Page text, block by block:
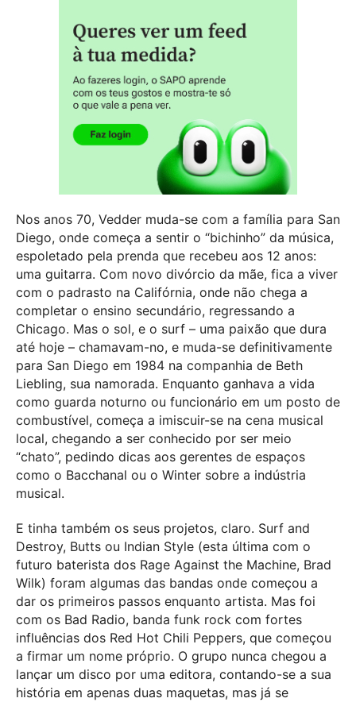
Nos anos 70, Vedder muda-se com a família para San
Diego, onde começa a sentir o “bichinho” da música,
espoletado pela prenda que recebeu aos 12 anos:
uma guitarra. Com novo divórcio da mãe, fica a viver
com o padrasto na Califórnia, onde não chega a
completar o ensino secundário, regressando a
Chicago. Mas o sol, e o surf – uma paixão que dura
até hoje – chamavam-no, e muda-se definitivamente
para San Diego em 1984 na companhia de Beth
Liebling, sua namorada. Enquanto ganhava a vida
como guarda noturno ou funcionário em um posto de
combustível, começa a imiscuir-se na cena musical
local, chegando a ser conhecido por ser meio
“chato”, pedindo dicas aos gerentes de espaços
como o Bacchanal ou o Winter sobre a indústria
musical.
E tinha também os seus projetos, claro. Surf and
Destroy, Butts ou Indian Style (esta última com o
futuro baterista dos Rage Against the Machine, Brad
Wilk) foram algumas das bandas onde começou a
dar os primeiros passos enquanto artista. Mas foi
com os Bad Radio, banda funk rock com fortes
influências dos Red Hot Chili Peppers, que começou
a firmar um nome próprio. O grupo nunca chegou a
lançar um disco por uma editora, contando-se a sua
história em apenas duas maquetas, mas já se